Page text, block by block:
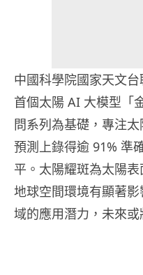
中國科學院國家天文
首個太陽 AI 大模型「
問系列為基礎，專注
預測上錄得逾 91% 準
平。太陽耀斑為太陽
地球空間環境有顯著
域的應用潛力，未來